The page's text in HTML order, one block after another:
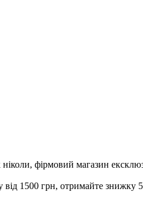
фірмовий магазин
1500 грн, отримайте знижку